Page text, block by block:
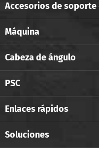
Accesorios de
Máquina
Cabeza de ángulo
PSC
Enlaces rápidos
Soluciones